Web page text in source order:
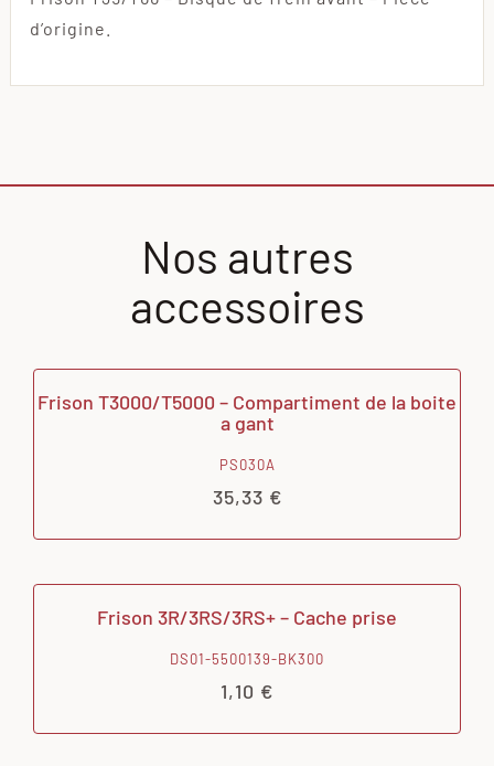
d’origine.
Nos autres
accessoires
Frison T3000/T5000 – Compartiment de la boite
a gant
PS030A
35,33 €
Frison 3R/3RS/3RS+ – Cache prise
DS01-5500139-BK300
1,10 €